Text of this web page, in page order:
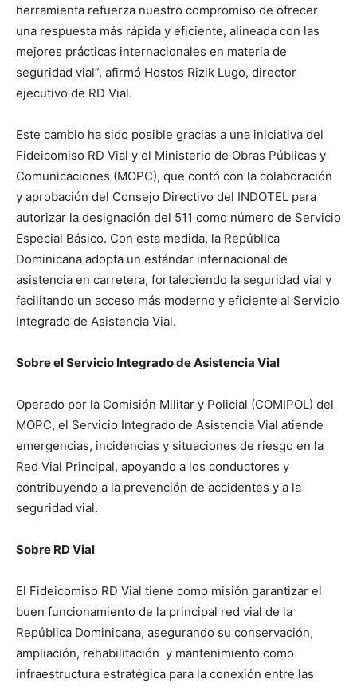
herramienta refuerza nuestro compromiso de ofrecer
una respuesta más rápida y eficiente, alineada con las
mejores prácticas internacionales en materia de
seguridad vial”, afirmó Hostos Rizik Lugo, director
ejecutivo de RD Vial.
Este cambio ha sido posible gracias a una iniciativa del
Fideicomiso RD Vial y el Ministerio de Obras Públicas y
Comunicaciones (MOPC), que contó con la colaboración
y aprobación del Consejo Directivo del INDOTEL para
autorizar la designación del 511 como número de Servicio
Especial Básico. Con esta medida, la República
Dominicana adopta un estándar internacional de
asistencia en carretera, fortaleciendo la seguridad vial y
facilitando un acceso más moderno y eficiente al Servicio
Integrado de Asistencia Vial.
Sobre el Servicio Integrado de Asistencia Vial
Operado por la Comisión Militar y Policial (COMIPOL) del
MOPC, el Servicio Integrado de Asistencia Vial atiende
emergencias, incidencias y situaciones de riesgo en la
Red Vial Principal, apoyando a los conductores y
contribuyendo a la prevención de accidentes y a la
seguridad vial.
Sobre RD Vial
El Fideicomiso RD Vial tiene como misión garantizar el
buen funcionamiento de la principal red vial de la
República Dominicana, asegurando su conservación,
ampliación, rehabilitación y mantenimiento como
infraestructura estratégica para la conexión entre las